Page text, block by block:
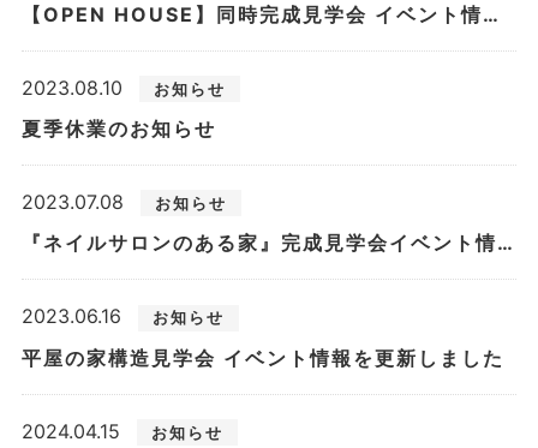
【OPEN HOUSE】同時完成見学会 イベント情報を更新しました。
2023.08.10 お知らせ
夏季休業のお知らせ
2023.07.08 お知らせ
『ネイルサロンのある家』完成見学会イベント情報を更新しました
2023.06.16 お知らせ
平屋の家構造見学会 イベント情報を更新しました
2024.04.15 お知らせ